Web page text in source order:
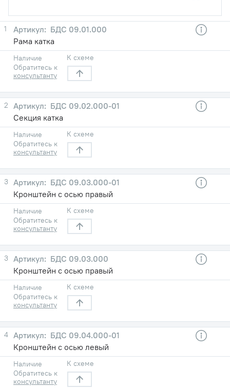
1
БДС 09.01.000
Рама катка
Наличие
Обратитесь к
консультанту
К схеме
2
БДС 09.02.000-01
Секция катка
Наличие
Обратитесь к
консультанту
К схеме
3
БДС 09.03.000-01
Кронштейн с осью правый
Наличие
Обратитесь к
консультанту
К схеме
3
БДС 09.03.000
Кронштейн с осью правый
Наличие
Обратитесь к
консультанту
К схеме
4
БДС 09.04.000-01
Кронштейн с осью левый
Наличие
Обратитесь к
консультанту
К схеме